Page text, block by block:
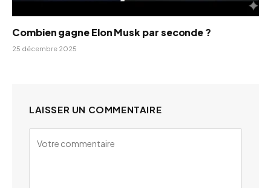
Combien gagne Elon Musk par seconde ?
25 décembre 2025
LAISSER UN COMMENTAIRE